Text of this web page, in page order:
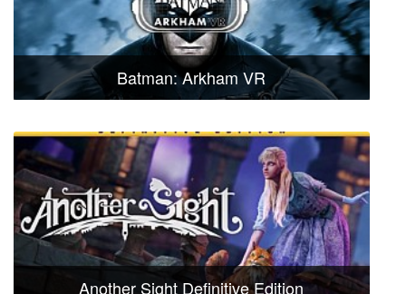
Batman: Arkham VR
Another Sight Definitive Edition